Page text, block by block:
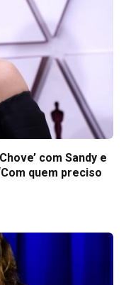
com Sandy e
quem preciso